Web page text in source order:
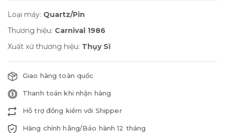
Loại máy: Quartz/Pin
Thương hiệu: Carnival 1986
Xuất xứ thương hiệu: Thụy Sĩ
Giao hàng toàn quốc
Thanh toán khi nhận hàng
Hỗ trợ đồng kiểm với Shipper
Hàng chính hãng/Bảo hành 12 tháng